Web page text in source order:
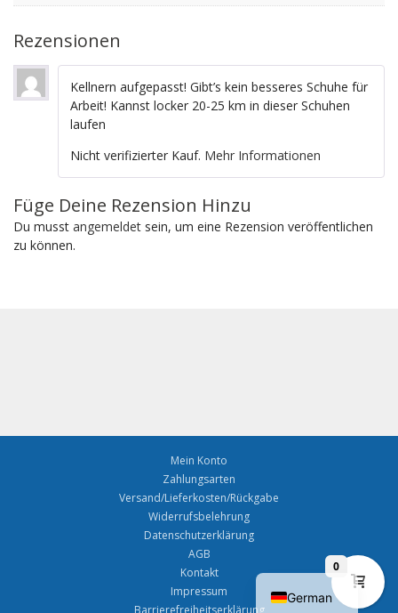
Rezensionen
Kellnern aufgepasst! Gibt’s kein besseres Schuhe für
Arbeit! Kannst locker 20-25 km in dieser Schuhen
laufen
Nicht verifizierter Kauf. Mehr Informationen
Füge Deine Rezension Hinzu
Du musst angemeldet sein, um eine Rezension veröffentlichen
zu können.
Mein Konto
Zahlungsarten
Versand/Lieferkosten/Rückgabe
Widerrufsbelehrung
Datenschutzerklärung
AGB
Kontakt
Impressum
Barrierefreiheitserklärung
0
German